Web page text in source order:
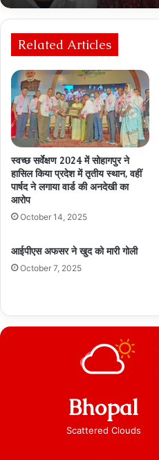
Related Articles
स्वच्छ सर्वेक्षण 2024 में सोहागपुर ने
हासिल किया प्रदेश में तृतीय स्थान, वहीं
पार्षद ने लगाया वार्ड की अनदेखी का
आरोप
October 14, 2025
आईपीएस अफसर ने खुद को मारी गोली
October 7, 2025
Bhopal
Scattered Clouds